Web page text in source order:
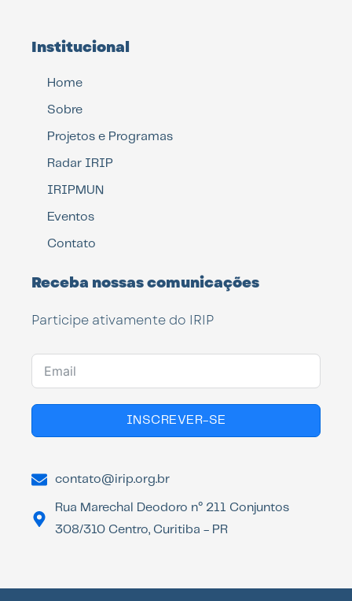
Institucional
Home
Sobre
Projetos e Programas
Radar IRIP
IRIPMUN
Eventos
Contato
Receba nossas comunicações
Participe ativamente do IRIP
INSCREVER-SE
contato@irip.org.br
Rua Marechal Deodoro n° 211 Conjuntos
308/310 Centro, Curitiba - PR